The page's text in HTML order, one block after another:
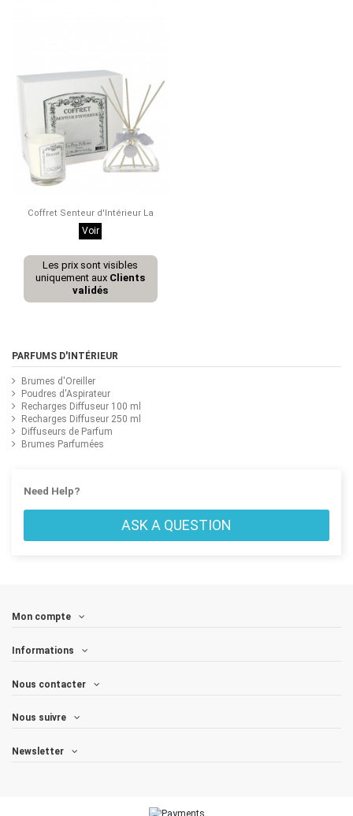
Coffret Senteur d'Intérieur La
Classique
Voir
Les prix sont visibles
uniquement aux Clients
validés
PARFUMS D'INTÉRIEUR
Brumes d'Oreiller
Poudres d'Aspirateur
Recharges Diffuseur 100 ml
Recharges Diffuseur 250 ml
Diffuseurs de Parfum
Brumes Parfumées
Need Help?
ASK A QUESTION
Mon compte
Informations
Nous contacter
Nous suivre
Newsletter